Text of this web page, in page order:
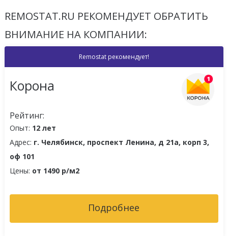
REMOSTAT.RU РЕКОМЕНДУЕТ ОБРАТИТЬ
ВНИМАНИЕ НА КОМПАНИИ:
Remostat рекомендует!
Корона
Рейтинг:
Опыт: 12 лет
Адрес: г. Челябинск, проспект Ленина, д 21а, корп 3,
оф 101
Цены: от 1490 р/м2
Подробнее